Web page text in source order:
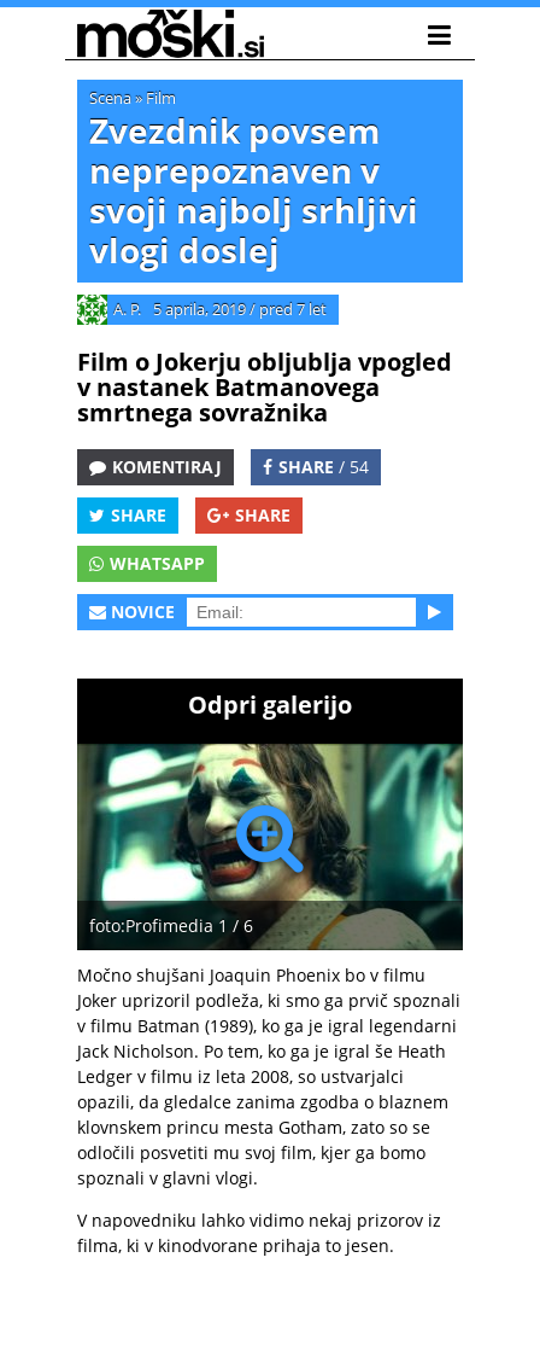
Scena» Film
Zvezdnik povsem
neprepoznaven v
svoji najbolj srhljivi
vlogi doslej
A. P. 5 aprila, 2019/ pred 7 let
Film o Jokerju obljublja vpogled
v nastanek Batmanovega
smrtnega sovražnika
KOMENTIRAJ SHARE / 54
SHARE SHARE
WHATSAPP
NOVICE
Odpri galerijo
foto:Profimedia 1 / 6
Močno shujšani Joaquin Phoenix bo v filmu
Joker uprizoril podleža, ki smo ga prvič spoznali
v filmu Batman (1989), ko ga je igral legendarni
Jack Nicholson. Po tem, ko ga je igral še Heath
Ledger v filmu iz leta 2008, so ustvarjalci
opazili, da gledalce zanima zgodba o blaznem
klovnskem princu mesta Gotham, zato so se
odločili posvetiti mu svoj film, kjer ga bomo
spoznali v glavni vlogi.
V napovedniku lahko vidimo nekaj prizorov iz
filma, ki v kinodvorane prihaja to jesen.